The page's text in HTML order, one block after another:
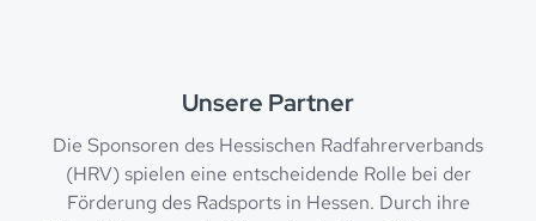
Unsere Partner
Die Sponsoren des Hessischen Radfahrerverbands
(HRV) spielen eine entscheidende Rolle bei der
Förderung des Radsports in Hessen. Durch ihre